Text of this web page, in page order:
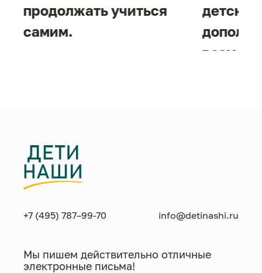
продолжать учиться
самим.
+7 (495) 787–99-70 info@detinashi.ru
Мы пишем действительно отличные
электронные письма!